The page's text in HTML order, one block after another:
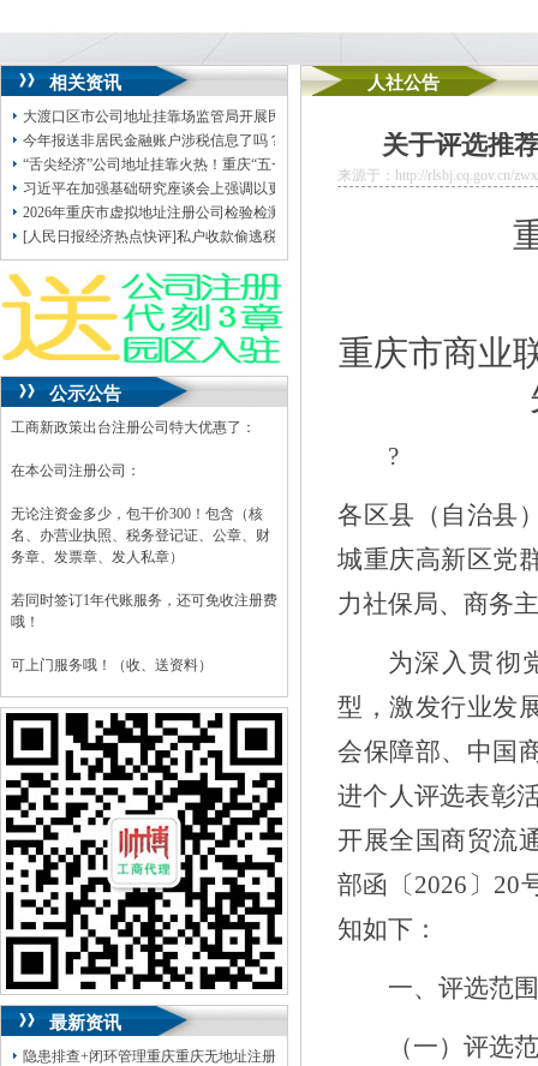
相关资讯
大渡口区市公司地址挂靠场监管局开展民生计量器具专项检查
今年报送非居民金融账户涉税信息了吗？
“舌尖经济”公司地址挂靠火热！重庆“五一”餐饮业销售收入同比增长30.7%
习近平在加强基础研究座谈会上强调以更大力度更实举措加强基础研究进一步打
2026年重庆市虚拟地址注册公司检验检测机构资质认定评审员录用名单公示
[人民日报经济热点快评]私户收款偷逃税，“美”重庆无地址注册公司在何处？
公示公告
工商新政策出台注册公司特大优惠了：
在本公司注册公司：
无论注资金多少，包干价300！包含（核
名、办营业执照、税务登记证、公章、财
务章、发票章、发人私章）
若同时签订1年代账服务，还可免收注册费
哦！
可上门服务哦！（收、送资料）
可加急服务哦！（最快可1工作日）
可代理开银行账户！（我们有长期合作的
银行，可免银行年费用）
咨询热线：023-63653351/63653355、
13320337068、13368080804，一通电话，
优惠多多！
咨询QQ：1063653355、1163653355、
1263653355
023-63653351/63653355、送资料）可加急
无论注资金多少，公章、咨询
QQ：13368080804， （最快可1工作日）
可代理开银行账户！
包干价300！税务登记证、一通电话，
13320337068、还可免收注册费哦！
最新资讯
隐患排查+闭环管理重庆重庆无地址注册公司全力筑牢3075座水库防汛安全堤
人社公告
关于评选推
来源于：http://rlsbj.cq.gov.cn/
重庆市商业
?
各区县（自治县
城重庆高新区党
力社保局、商务
为深入贯彻
型，激发行业发
会保障部、中国
进个人评选表彰
开展全国商贸流
部函〔2026 〕 20
知如下：
一、评选范
（一）评选